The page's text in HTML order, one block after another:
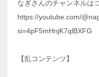
なぎさんのチャンネルは
https://youtube.com/
si=4pF5mHnjK7qlBXFG
【乱コンテンツ】